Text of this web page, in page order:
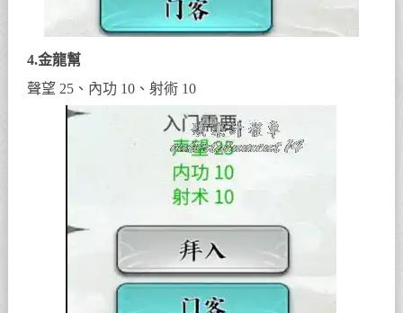
4.金龍幫
聲望 25、內功 10、射術 10